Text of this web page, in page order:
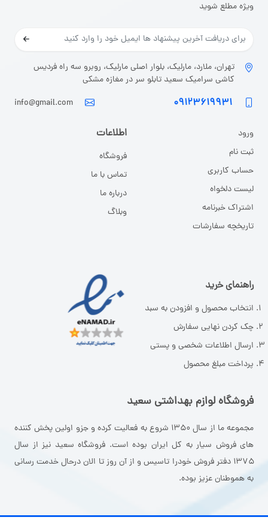
ویژه مطلع شوید
تهران، ملارد، مارلیک، بلوار اصلی مارلیک، روبرو سه راه فردیس
کاشی سرامیک سعید تابلو سر در مغازه مشکی
۰۹۱۲۳۶۱۹۹۳۱ info@gmail.com
ورود
ثبت نام
حساب کاربری
لیست دلخواه
اشتراک خبرنامه
تاریخچه سفارشات
اطلاعات
فروشگاه
تماس با ما
درباره ما
وبلاگ
راهنمای خرید
انتخاب محصول و افزودن به سبد
چک کردن نهایی سفارش
ارسال اطلاعات شخصی و پستی
پرداخت مبلغ محصول
فروشگاه لوازم بهداشتی سعید
مجموعه ما از سال ۱۳۵۰ شروع به فعالیت کرده و جزو اولین پخش کننده
های فروش سیار به کل ایران بوده است. فروشگاه سعید نیز از سال
۱۳۷۵ دفتر فروش خودرا تاسیس و از آن روز تا الان درحال خدمت رسانی
به هموطنان عزیز بوده.